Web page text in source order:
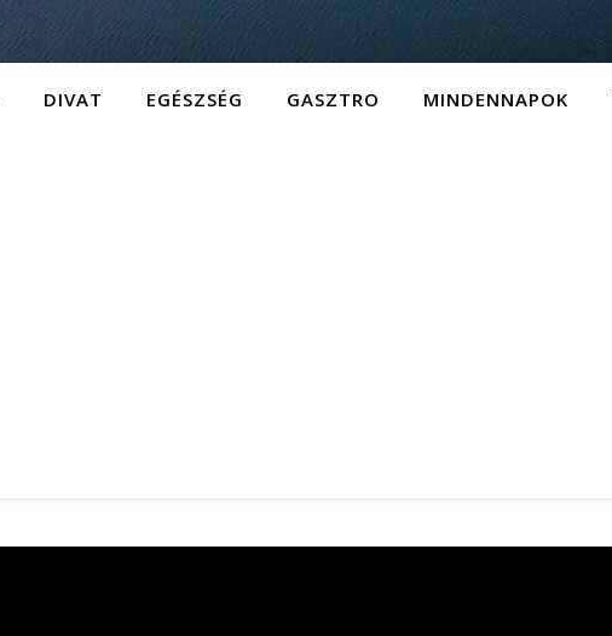
DIVAT EGÉSZSÉG GASZTRO MINDENNAPOK